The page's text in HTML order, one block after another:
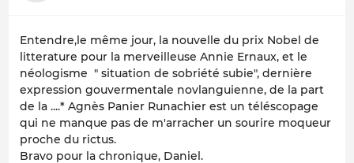
Entendre,le même jour, la nouvelle du prix Nobel de
litterature pour la merveilleuse Annie Ernaux, et le
néologisme " situation de sobriété subie", dernière
expression gouvermentale novlanguienne, de la part
de la ....* Agnès Panier Runachier est un téléscopage
qui ne manque pas de m'arracher un sourire moqueur
proche du rictus.
Bravo pour la chronique, Daniel.